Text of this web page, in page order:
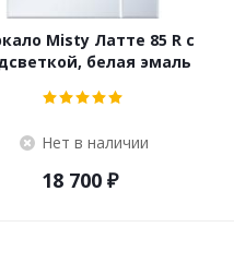
Misty Латте 85 R c
белая эмаль
Нет в наличии
18 700 ₽